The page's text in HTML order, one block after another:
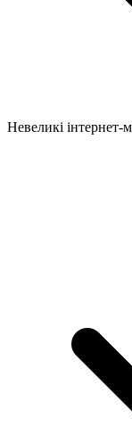
Невеликі інтернет-